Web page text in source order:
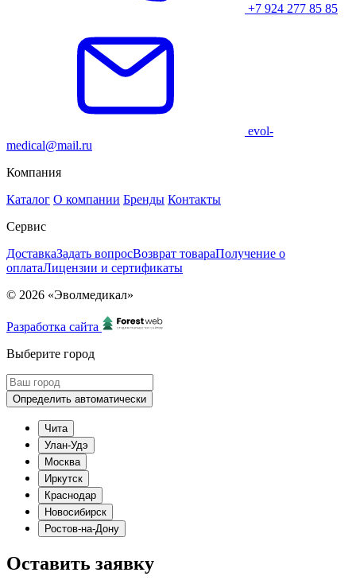
+7 924 277 85 85
evol-
medical@mail.ru
Компания
Каталог О компании Бренды Контакты
Сервис
ДоставкаЗадать вопросВозврат товараПолучение о
оплатаЛицензии и сертификаты
© 2026 «Эволмедикал»
Разработка сайта
Выберите город
Определить автоматически
Чита
Улан-Удэ
Москва
Иркутск
Краснодар
Новосибирск
Ростов-на-Дону
Оставить заявку